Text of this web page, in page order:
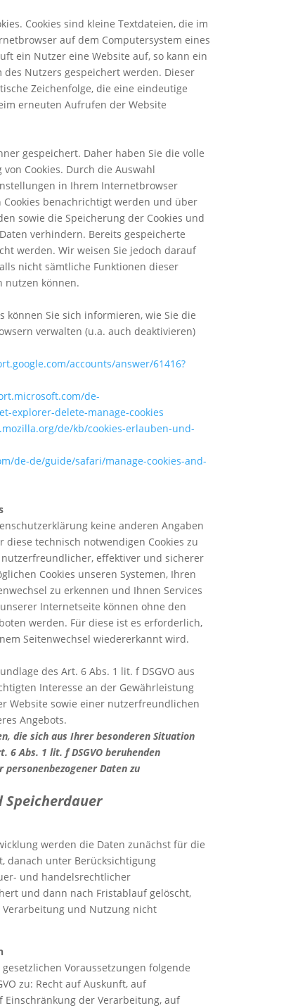
Cookies sind kleine Textdateien, die im
auf dem Computersystem eines
ein Nutzer eine Website auf, so kann ein
des Nutzers gespeichert werden. Dieser
Zeichenfolge, die eine eindeutige
erneuten Aufrufen der Website
gespeichert. Daher haben Sie die volle
Cookies. Durch die Auswahl
in Ihrem Internetbrowser
Cookies benachrichtigt werden und über
sowie die Speicherung der Cookies und
verhindern. Bereits gespeicherte
werden. Wir weisen Sie jedoch darauf
nicht sämtliche Funktionen dieser
nutzen können.
können Sie sich informieren, wie Sie die
verwalten (u.a. auch deaktivieren)
accounts/answer/61416?
de-
explorer-delete-manage-cookies
de/kb/cookies-erlauben-und-
de-de/guide/safari/manage-cookies-and-
keine anderen Angaben
technisch notwendigen Cookies zu
effektiver und sicherer
Cookies unseren Systemen, Ihren
zu erkennen und Ihnen Services
Internetseite können ohne den
werden. Für diese ist es erforderlich,
Seitenwechsel wiedererkannt wird.
des Art. 6 Abs. 1 lit. f DSGVO aus
Interesse an der Gewährleistung
Website sowie einer nutzerfreundlichen
Angebots.
die sich aus Ihrer besonderen Situation
Abs. 1 lit. f DSGVO beruhenden
Daten zu
werden die Daten zunächst für die
danach unter Berücksichtigung
und handelsrechtlicher
und dann nach Fristablauf gelöscht,
und Nutzung nicht
Voraussetzungen folgende
zu: Recht auf Auskunft, auf
Einschränkung der Verarbeitung, auf